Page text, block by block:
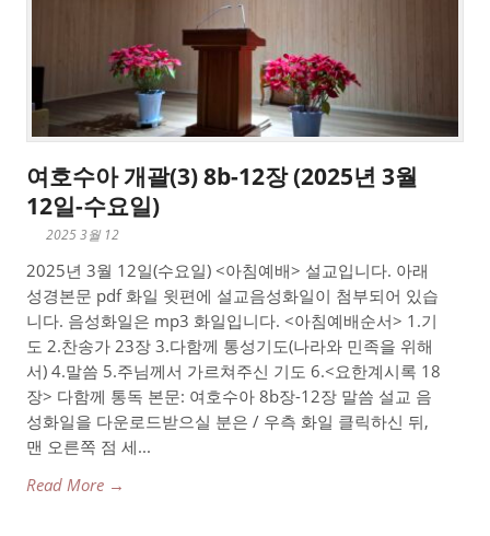
여호수아 개괄(3) 8b-12장 (2025년 3월
12일-수요일)
2025 3월 12
2025년 3월 12일(수요일) <아침예배> 설교입니다. 아래
성경본문 pdf 화일 윗편에 설교음성화일이 첨부되어 있습
니다. 음성화일은 mp3 화일입니다. <아침예배순서> 1.기
도 2.찬송가 23장 3.다함께 통성기도(나라와 민족을 위해
서) 4.말씀 5.주님께서 가르쳐주신 기도 6.<요한계시록 18
장> 다함께 통독 본문: 여호수아 8b장-12장 말씀 설교 음
성화일을 다운로드받으실 분은 / 우측 화일 클릭하신 뒤,
맨 오른쪽 점 세...
Read More →